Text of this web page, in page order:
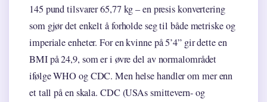
145 pund tilsvarer 65,77 kg – en presis konvertering
som gjør det enkelt å forholde seg til både metriske og
imperiale enheter. For en kvinne på 5’4” gir dette en
BMI på 24,9, som er i øvre del av normalområdet
ifølge WHO og CDC. Men helse handler om mer enn
et tall på en skala. CDC (USAs smittevern- og